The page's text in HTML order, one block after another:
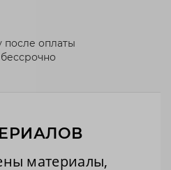
после оплаты
материалы,